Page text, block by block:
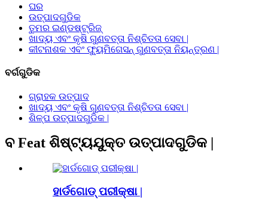
ଘର
ଉତ୍ପାଦଗୁଡିକ
ତୁମର ଇଣ୍ଡଷ୍ଟ୍ରିଜ୍
ଖାଦ୍ୟ ଏବଂ କୃଷି ଗୁଣବତ୍ତା ନିଶ୍ଚିତତା ସେବା |
କୀଟନାଶକ ଏବଂ ଫ୍ୟୁମିଗେସନ୍ ଗୁଣବତ୍ତା ନିୟନ୍ତ୍ରଣ |
ବର୍ଗଗୁଡିକ
ଗ୍ରାହକ ଉତ୍ପାଦ
ଖାଦ୍ୟ ଏବଂ କୃଷି ଗୁଣବତ୍ତା ନିଶ୍ଚିତତା ସେବା |
ଶିଳ୍ପ ଉତ୍ପାଦଗୁଡିକ |
ବ Feat ଶିଷ୍ଟ୍ୟଯୁକ୍ତ ଉତ୍ପାଦଗୁଡିକ |
ହାର୍ଡଗୋଡ୍ ପରୀକ୍ଷା |